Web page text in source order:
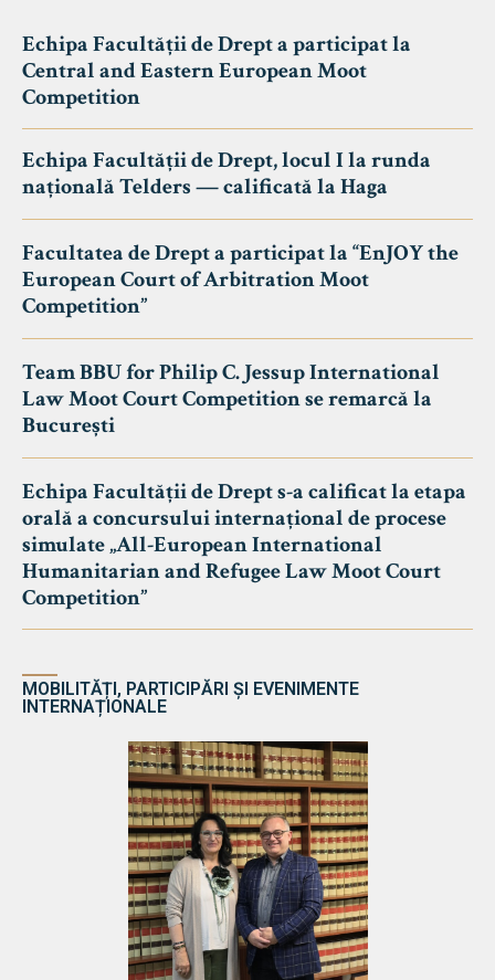
Echipa Facultății de Drept a participat la
Central and Eastern European Moot
Competition
Echipa Facultății de Drept, locul I la runda
națională Telders — calificată la Haga
Facultatea de Drept a participat la “EnJOY the
European Court of Arbitration Moot
Competition”
Team BBU for Philip C. Jessup International
Law Moot Court Competition se remarcă la
București
Echipa Facultății de Drept s-a calificat la etapa
orală a concursului internațional de procese
simulate „All-European International
Humanitarian and Refugee Law Moot Court
Competition”
MOBILITĂȚI, PARTICIPĂRI ȘI EVENIMENTE
INTERNAȚIONALE